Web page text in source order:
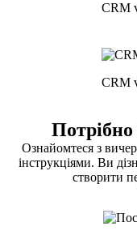
CRM
CRM
Потрібно
Ознайомтеся з
інструкціями. Ви
створити